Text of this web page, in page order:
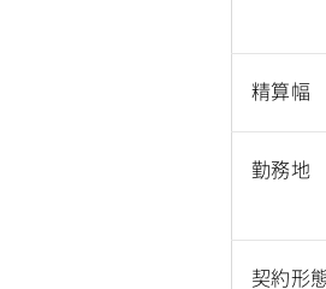
精算幅
勤務地
契約形